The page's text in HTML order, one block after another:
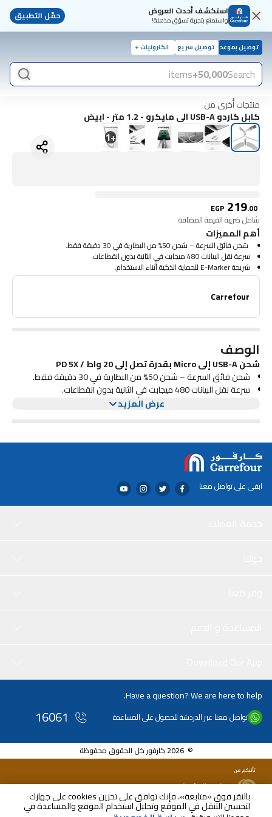
بالنقر فوق «متابعة»، فإنك توافق على تخزين cookies على جهازك
لتحسين التنقل في الموقع وتحليل استخدام الموقع والمساعدة في
استكشف أحدث العروض
واستمتع بتجربة تسوّق مذهلة! حمّل التطبيق
توصيل بموعد توصيل سريع الكترونيات +
Search
50,000+
items
منتجات أُخرى من
كابل كاردو USB-A الى مايكرو - 1.2 متر - ابيض
+
1
EGP 219.00
شامل ضريبة القيمة المضافة
أهم المميزات
شحن فائق السرعة – شحن 50% من البطارية في 30 دقيقة فقط.
سرعة نقل البيانات 480 ميجابت في الثانية بدون انقطاعات.
شريحة E-Marker للحماية الذكية أثناء الاستخدام.
Carrefour
الوصف
شحن USB-A إلى Micro بقدرة تصل إلى 20 واط / PD 5X
شحن فائق السرعة – شحن 50% من البطارية في 30 دقيقة فقط.
سرعة نقل البيانات 480 ميجابت في الثانية بدون انقطاعات.
عرض المزيد
ابقى على تواصل معنا
Have a question? We are here to help.
تواصل معنا عبر الدردشة للحصول على المساعدة 16061
© 2026 كارفور كل الحقوق محفوظة